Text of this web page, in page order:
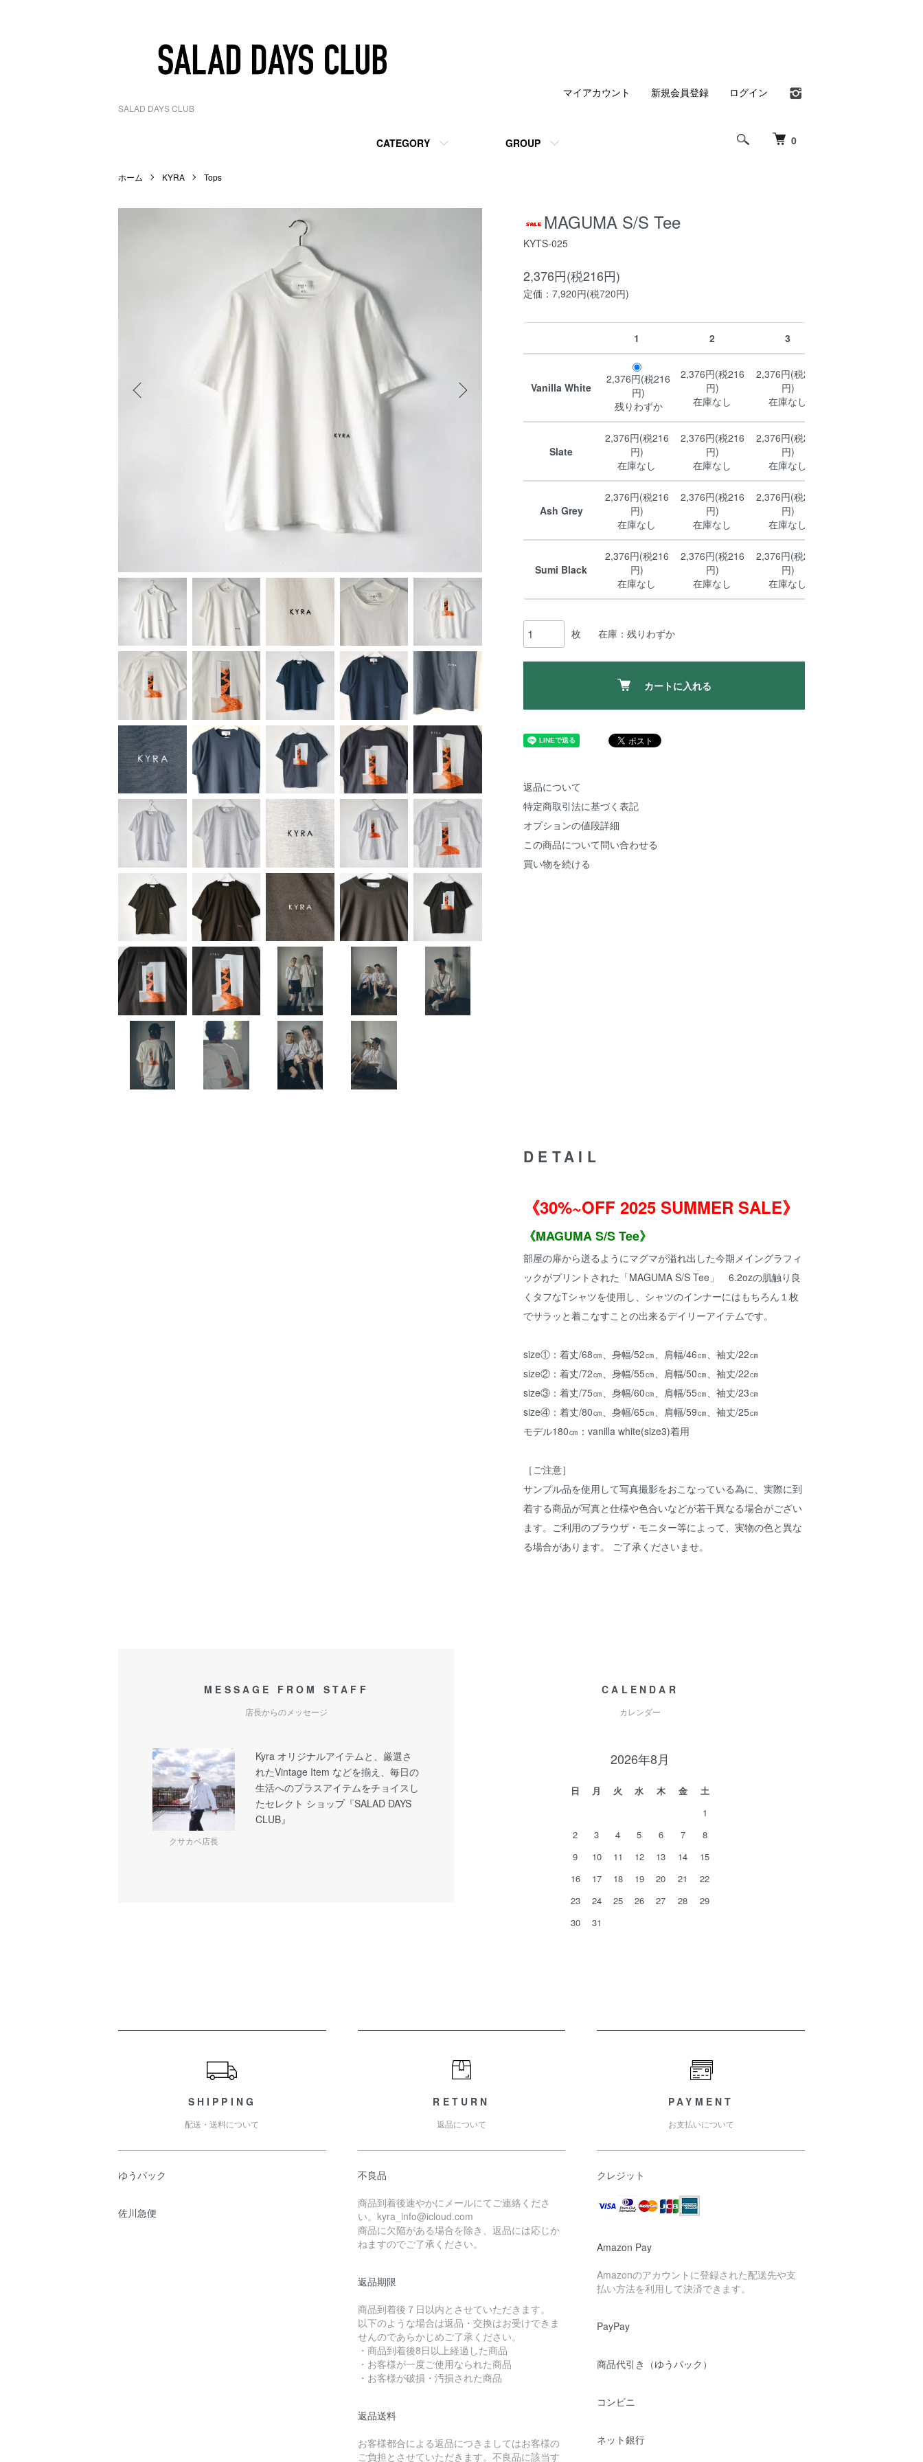
SALAD DAYS CLUB
0
CATEGORY GROUP
マイアカウント 新規会員登録 ログイン
ホーム KYRA Tops
MAGUMA S/S Tee
KYTS-025
2,376円(税216円)
定価：7,920円(税720円)
1 2 3
Vanilla White
2,376円(税216
円)
残りわずか
2,376円(税216
円)
在庫なし
2,376円(税216
円)
在庫なし
Slate
2,376円(税216
円)
在庫なし
2,376円(税216
円)
在庫なし
2,376円(税216
円)
在庫なし
Ash Grey
2,376円(税216
円)
在庫なし
2,376円(税216
円)
在庫なし
2,376円(税216
円)
在庫なし
Sumi Black
2,376円(税216
円)
在庫なし
2,376円(税216
円)
在庫なし
2,376円(税216
円)
在庫なし
枚 在庫：残りわずか
カートに入れる
返品について
特定商取引法に基づく表記
オプションの値段詳細
この商品について問い合わせる
買い物を続ける
DETAIL
《30%~OFF 2025 SUMMER SALE》
《MAGUMA S/S Tee》
部屋の扉から迸るようにマグマが溢れ出した今期メイングラフィ
ックがプリントされた「MAGUMA S/S Tee」 6.2ozの肌触り良
くタフなTシャツを使用し、シャツのインナーにはもちろん１枚
でサラッと着こなすことの出来るデイリーアイテムです。
size①：着丈/68㎝、身幅/52㎝、肩幅/46㎝、袖丈/22㎝
size②：着丈/72㎝、身幅/55㎝、肩幅/50㎝、袖丈/22㎝
size③：着丈/75㎝、身幅/60㎝、肩幅/55㎝、袖丈/23㎝
size④：着丈/80㎝、身幅/65㎝、肩幅/59㎝、袖丈/25㎝
モデル180㎝：vanilla white(size3)着用
［ご注意］
サンプル品を使用して写真撮影をおこなっている為に、実際に到
着する商品が写真と仕様や色合いなどが若干異なる場合がござい
ます。ご利用のブラウザ・モニター等によって、実物の色と異な
る場合があります。 ご了承くださいませ。
MESSAGE FROM STAFF
店長からのメッセージ
クサカベ店長
Kyra オリジナルアイテムと、厳選さ
れたVintage Item などを揃え、毎日の
生活へのプラスアイテムをチョイスし
たセレクト ショップ『SALAD DAYS
CLUB』
CALENDAR
カレンダー
2026年8月
日 月 火 水 木 金
土
1
2
3 4 5 6 7
8
9
10 11 12 13 14
15
16
17 18 19 20 21
22
23
24 25 26 27 28
29
30
31
SHIPPING
配送・送料について
ゆうパック
佐川急便
RETURN
返品について
不良品
商品到着後速やかにメールにてご連絡くださ
い。kyra_info@icloud.com
商品に欠陥がある場合を除き、返品には応じか
ねますのでご了承ください。
返品期限
商品到着後７日以内とさせていただきます。
以下のような場合は返品・交換はお受けできま
せんのであらかじめご了承ください。
・商品到着後8日以上経過した商品
・お客様が一度ご使用なられた商品
・お客様が破損・汚損された商品
返品送料
お客様都合による返品につきましてはお客様の
ご負担とさせていただきます。不良品に該当す
PAYMENT
お支払いについて
クレジット
Amazon Pay
Amazonのアカウントに登録された配送先や支
払い方法を利用して決済できます。
PayPay
商品代引き（ゆうパック）
コンビニ
ネット銀行